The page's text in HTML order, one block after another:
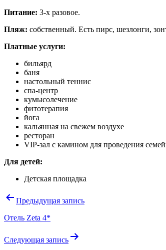
Питание: 3-х разовое.
Пляж: собственный. Есть пирс, шезлонги,
Платные услуги:
бильярд
баня
настольный теннис
спа-центр
кумысолечение
фитотерапия
йога
кальянная на свежем воздухе
ресторан
VIP-зал с камином для проведения
Для детей:
Детская площадка
Навигация
записям
Предыдущая запись
Отель Zeta 4*
Следующая запись